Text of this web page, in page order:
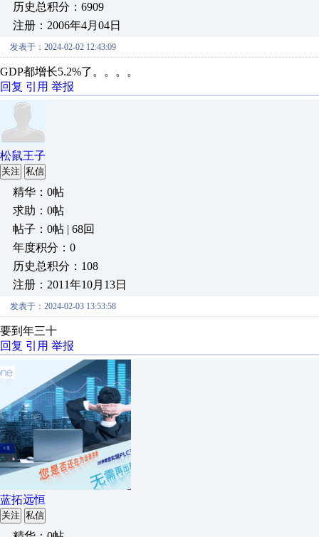
历史总积分：6909
注册：2006年4月04日
发表于：2024-02-02 12:43:09
GDP都增长5.2%了。。。。
回复 引用 举报
松鼠王子
关注 私信
精华：0帖
求助：0帖
帖子：0帖 | 68回
年度积分：0
历史总积分：108
注册：2011年10月13日
发表于：2024-02-03 13:53:58
要到年三十
回复 引用 举报
蓝拓远恒
关注 私信